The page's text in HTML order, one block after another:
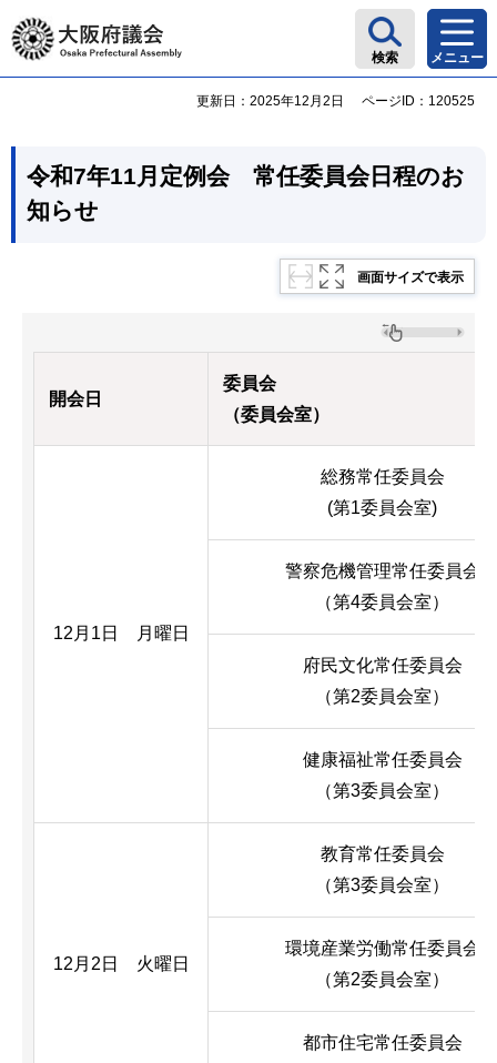
大阪府議会
検索 メニュー
更新日：2025年12月2日 ページID：120525
令和7年11月定例会 常任委員会日程のお
知らせ
画面サイズで表示
開会日
委員会
（委員会室）
12月1日 月曜日
総務常任委員会
(第1委員会室)
警察危機管理常任委員会
（第4委員会室）
府民文化常任委員会
（第2委員会室）
健康福祉常任委員会
（第3委員会室）
12月2日 火曜日
教育常任委員会
（第3委員会室）
環境産業労働常任委員会
（第2委員会室）
都市住宅常任委員会